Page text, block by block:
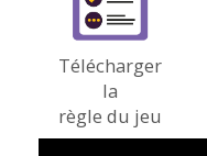
Télécharger
la
règle du jeu